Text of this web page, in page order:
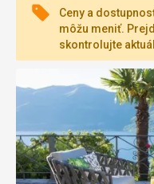
Ceny a
môžu meniť.
skontrolujte